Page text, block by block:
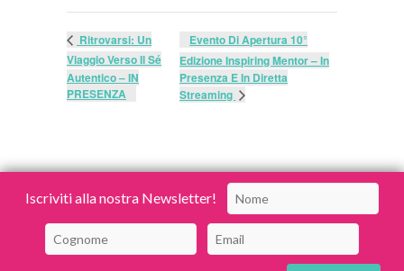
Ritrovarsi: Un
Viaggio Verso Il Sé
Autentico – IN
PRESENZA
Evento Di Apertura 10°
Edizione Inspiring Mentor – In
Presenza E In Diretta
Streaming
Iscriviti alla nostra Newsletter!